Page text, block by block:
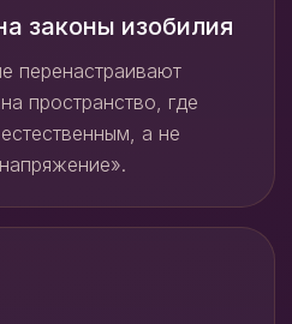
законы изобилия
перенастраивают
пространство, где
а не